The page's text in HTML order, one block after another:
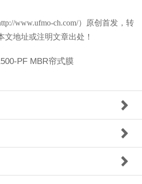
www.ufmo-ch.com/）原创首发，转
文地址或注明文章出处！
PF MBR帘式膜